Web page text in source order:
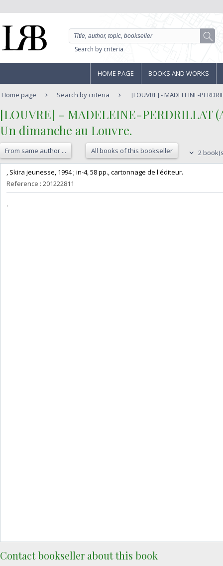
Search by criteria
HOME PAGE BOOKS AND WORKS
Home page Search by criteria [LOUVRE] - MADELEINE-
‎[LOUVRE] - MADELEINE-PERDRILLAT
‎Un dimanche au Louvre. ‎
From same author ... All books of this bookseller 2
‎, Skira jeunesse, 1994 ; in-4, 58 pp., cartonnage de l'éditeur.‎
Reference : 201222811
‎.‎
Contact bookseller about this book